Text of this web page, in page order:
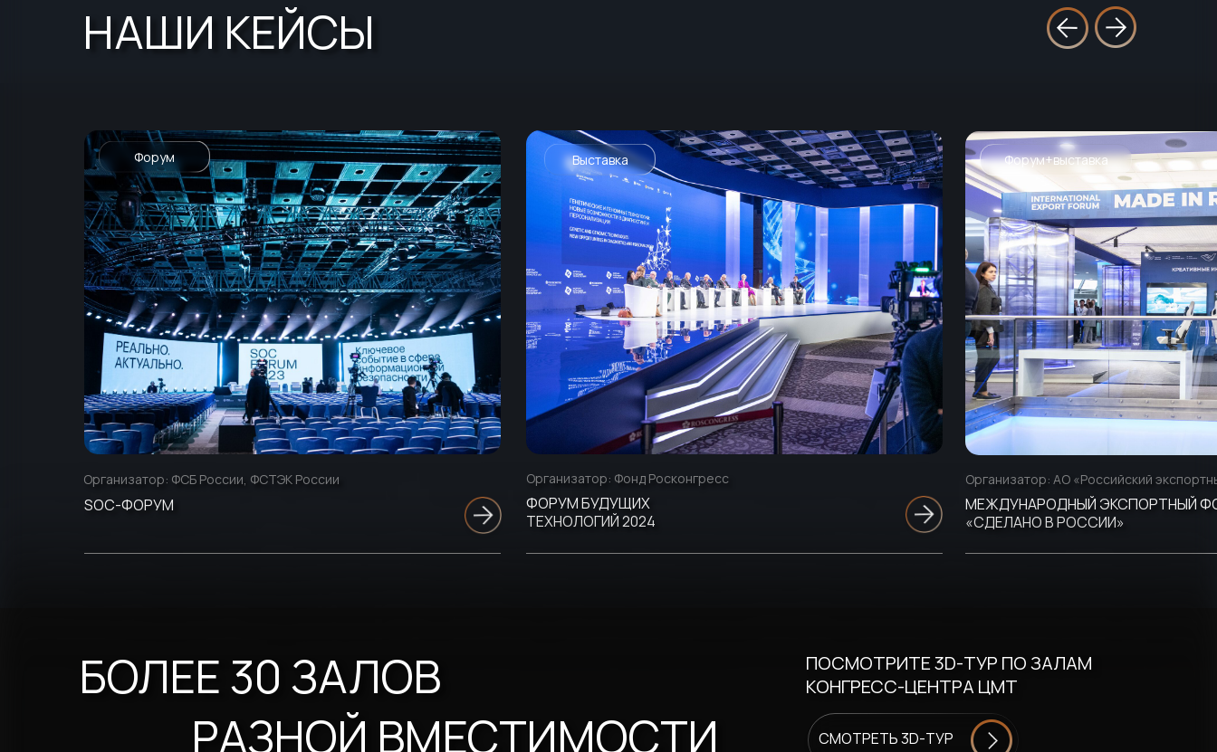
НАШИ КЕЙСЫ
SOC-ФОРУМ
Организатор: ФСБ России, ФСТЭК России
МЕЖДУНАРОДНЫЙ ЭКСПОРТНЫЙ
«СДЕЛАНО В РОССИИ»
Организатор: АО «Российский
Форум Форум+выставка
ФОРУМ БУДУЩИХ
ТЕХНОЛОГИЙ 2024
Организатор: Фонд Росконгресс
Выставка
СМОТРЕТЬ 3D-ТУР
БОЛЕЕ 30 ЗАЛОВ
РАЗНОЙ ВМЕСТИМОСТИ
ПОСМОТРИТЕ 3D-ТУР ПО ЗАЛАМ
КОНГРЕСС-ЦЕНТРА ЦМТ